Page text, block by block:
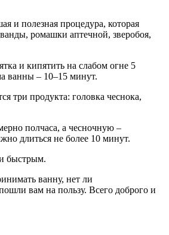
и полезная процедура, которая
ромашки аптечной, зверобоя,
и кипятить на слабом огне 5
ванны – 10–15 минут.
три продукта: головка чеснока,
полчаса, а чесночную –
длиться не более 10 минут.
быстрым.
ванну, нет ли
вам на пользу. Всего доброго и